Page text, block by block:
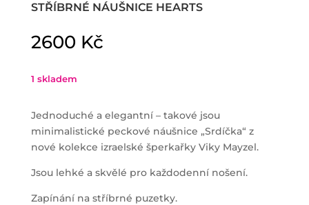
STŘÍBRNÉ NÁUŠNICE HEARTS
2600 Kč
1 skladem
Jednoduché a elegantní – takové jsou
minimalistické peckové náušnice „Srdíčka“ z
nové kolekce izraelské šperkařky Viky Mayzel.
Jsou lehké a skvělé pro každodenní nošení.
Zapínání na stříbrné puzetky.